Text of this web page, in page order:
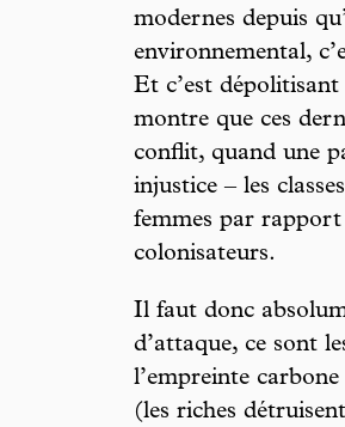
modernes depuis
environnemental,
Et c’est
montre que ces
conflit, quand une
injustice – les
femmes par
colonisateurs.
Il faut donc
d’attaque, ce sont
l’empreinte carbone
(les riches